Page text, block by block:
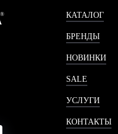
КАТАЛОГ
БРЕНДЫ
НОВИНКИ
SALE
УСЛУГИ
КОНТАКТЫ